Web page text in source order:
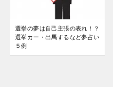
選挙の夢は自己主張の表れ！？
選挙カー・出馬するなど夢占い
５例